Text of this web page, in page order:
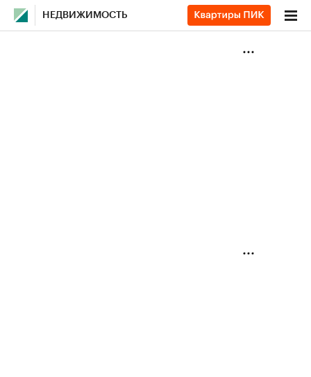
НЕДВИЖИМОСТЬ